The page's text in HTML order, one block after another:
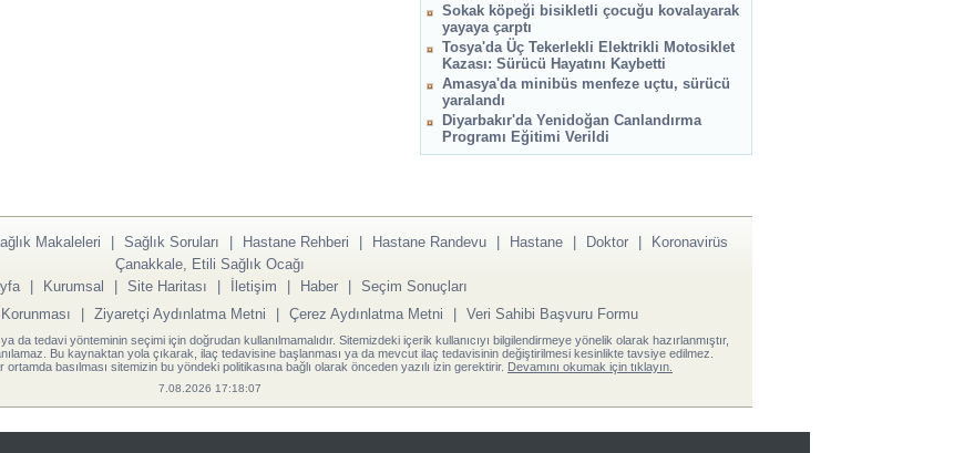
Sokak köpeği bisikletli çocuğu kovalayarak
yayaya çarptı
Tosya'da Üç Tekerlekli Elektrikli Motosiklet
Kazası: Sürücü Hayatını Kaybetti
Amasya'da minibüs menfeze uçtu, sürücü
yaralandı
Diyarbakır'da Yenidoğan Canlandırma
Programı Eğitimi Verildi
Makaleleri | Sağlık Soruları | Hastane Rehberi | Hastane Randevu | Hastane | Doktor |
Koronavirüs
Çanakkale, Etili Sağlık Ocağı
| Kurumsal | Site Haritası | İletişim | Haber | Seçim Sonuçları
| Ziyaretçi Aydınlatma Metni | Çerez Aydınlatma Metni | Veri Sahibi Başvuru Formu
tedavi yönteminin seçimi için doğrudan kullanılmamalıdır. Sitemizdeki içerik kullanıcıyı bilgilendirmeye yönelik olarak hazırlanmıştır,
Bu kaynaktan yola çıkarak, ilaç tedavisine başlanması ya da mevcut ilaç tedavisinin değiştirilmesi kesinlikte tavsiye edilmez.
basılması sitemizin bu yöndeki politikasına bağlı olarak önceden yazılı izin gerektirir. Devamını okumak için tıklayın.
7.08.2026 17:18:07